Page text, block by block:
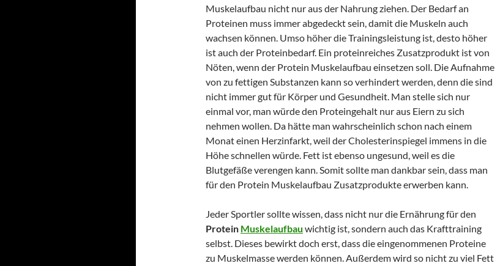
Muskelaufbau nicht nur aus der Nahrung ziehen. Der Bedarf an
Proteinen muss immer abgedeckt sein, damit die Muskeln auch
wachsen können. Umso höher die Trainingsleistung ist, desto höher
ist auch der Proteinbedarf. Ein proteinreiches Zusatzprodukt ist von
Nöten, wenn der Protein Muskelaufbau einsetzen soll. Die Aufnahme
von zu fettigen Substanzen kann so verhindert werden, denn die sind
nicht immer gut für Körper und Gesundheit. Man stelle sich nur
einmal vor, man würde den Proteingehalt nur aus Eiern zu sich
nehmen wollen. Da hätte man wahrscheinlich schon nach einem
Monat einen Herzinfarkt, weil der Cholesterinspiegel immens in die
Höhe schnellen würde. Fett ist ebenso ungesund, weil es die
Blutgefäße verengen kann. Somit sollte man dankbar sein, dass man
für den Protein Muskelaufbau Zusatzprodukte erwerben kann.
Jeder Sportler sollte wissen, dass nicht nur die Ernährung für den
Protein Muskelaufbau wichtig ist, sondern auch das Krafttraining
selbst. Dieses bewirkt doch erst, dass die eingenommenen Proteine
zu Muskelmasse werden können. Außerdem wird so nicht zu viel Fett